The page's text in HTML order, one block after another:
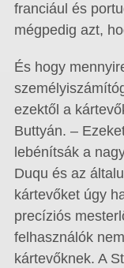
franciául és
mégpedig azt,
És hogy
ezektől a
Buttyán. –
lebénítsák a
Duqu és az
kártevőket úgy
precíziós
felhasználók
kártevőknek. A